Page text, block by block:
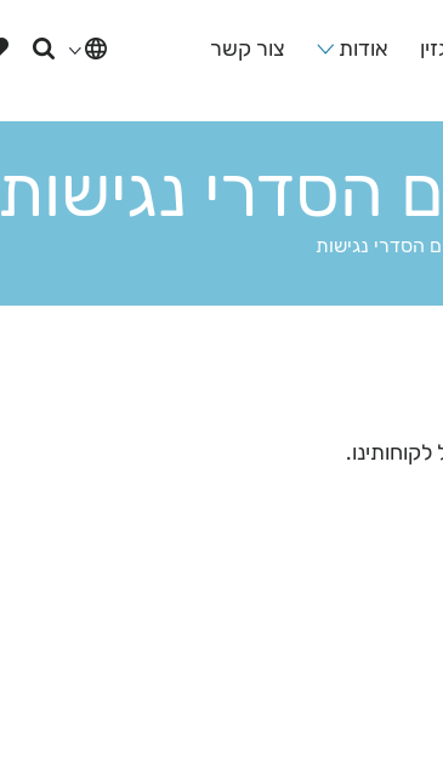
אודות צור קשר
הסדרי נגישות
הסדרי נגישות